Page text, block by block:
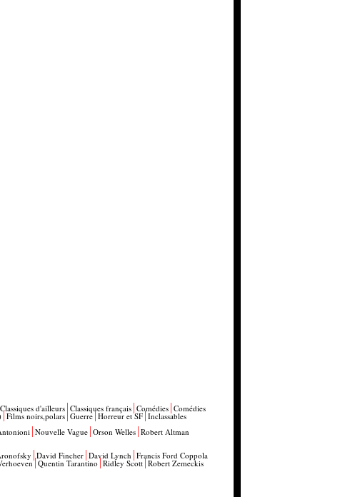
Classiques d'ailleurs Classiques français Comédies Comédies
Films noirs,polars Guerre Horreur et SF Inclassables
Nouvelle Vague Orson Welles Robert Altman
David Fincher David Lynch Francis Ford Coppola
Quentin Tarantino Ridley Scott Robert Zemeckis